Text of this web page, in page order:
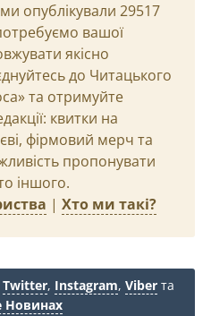
опублікували 29517
вашої
якісно
до Читацького
та отримуйте
квитки на
фірмовий мерч та
пропонувати
іншого.
| Хто ми такі?
Twitter, Instagram, Viber та
Новинах